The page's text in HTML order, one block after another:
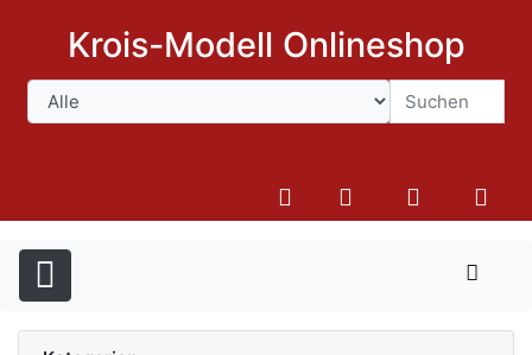
Krois-Modell Onlineshop